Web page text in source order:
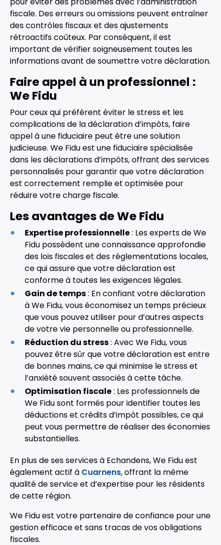
fiscale. Des erreurs ou omissions peuvent entraîner
des contrôles fiscaux et des ajustements
rétroactifs coûteux. Par conséquent, il est
important de vérifier soigneusement toutes les
informations avant de soumettre votre déclaration.
Faire appel à un professionnel :
We Fidu
Pour ceux qui préfèrent éviter le stress et les
complications de la déclaration d’impôts, faire
appel à une fiduciaire peut être une solution
judicieuse. We Fidu est une fiduciaire spécialisée
dans les déclarations d’impôts, offrant des services
personnalisés pour garantir que votre déclaration
est correctement remplie et optimisée pour
réduire votre charge fiscale.
Les avantages de We Fidu
Expertise professionnelle: Les experts de We
Fidu possèdent une connaissance approfondie
des lois fiscales et des réglementations locales,
ce qui assure que votre déclaration est
conforme à toutes les exigences légales.
Gain de temps: En confiant votre déclaration
à We Fidu, vous économisez un temps précieux
que vous pouvez utiliser pour d’autres aspects
de votre vie personnelle ou professionnelle.
Réduction du stress: Avec We Fidu, vous
pouvez être sûr que votre déclaration est entre
de bonnes mains, ce qui minimise le stress et
l’anxiété souvent associés à cette tâche.
Optimisation fiscale: Les professionnels de
We Fidu sont formés pour identifier toutes les
déductions et crédits d’impôt possibles, ce qui
peut vous permettre de réaliser des économies
substantielles.
En plus de ses services à Echandens, We Fidu est
également actif à Cuarnens, offrant la même
qualité de service et d’expertise pour les résidents
de cette région.
We Fidu est votre partenaire de confiance pour une
gestion efficace et sans tracas de vos obligations
fiscales.